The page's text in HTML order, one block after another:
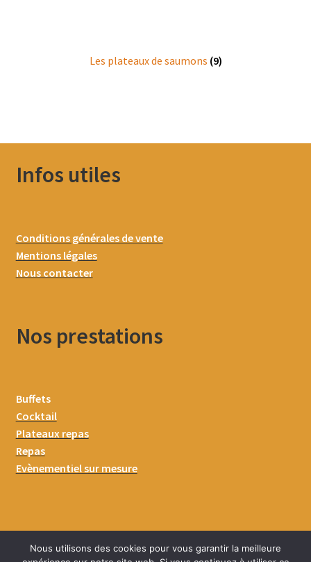
Les plateaux de saumons (9)
Infos utiles
Conditions générales de vente
Mentions légales
Nous contacter
Nos prestations
Buffets
Cocktail
Plateaux repas
Repas
Evènementiel sur mesure
Nous utilisons des cookies pour vous garantir la meilleure